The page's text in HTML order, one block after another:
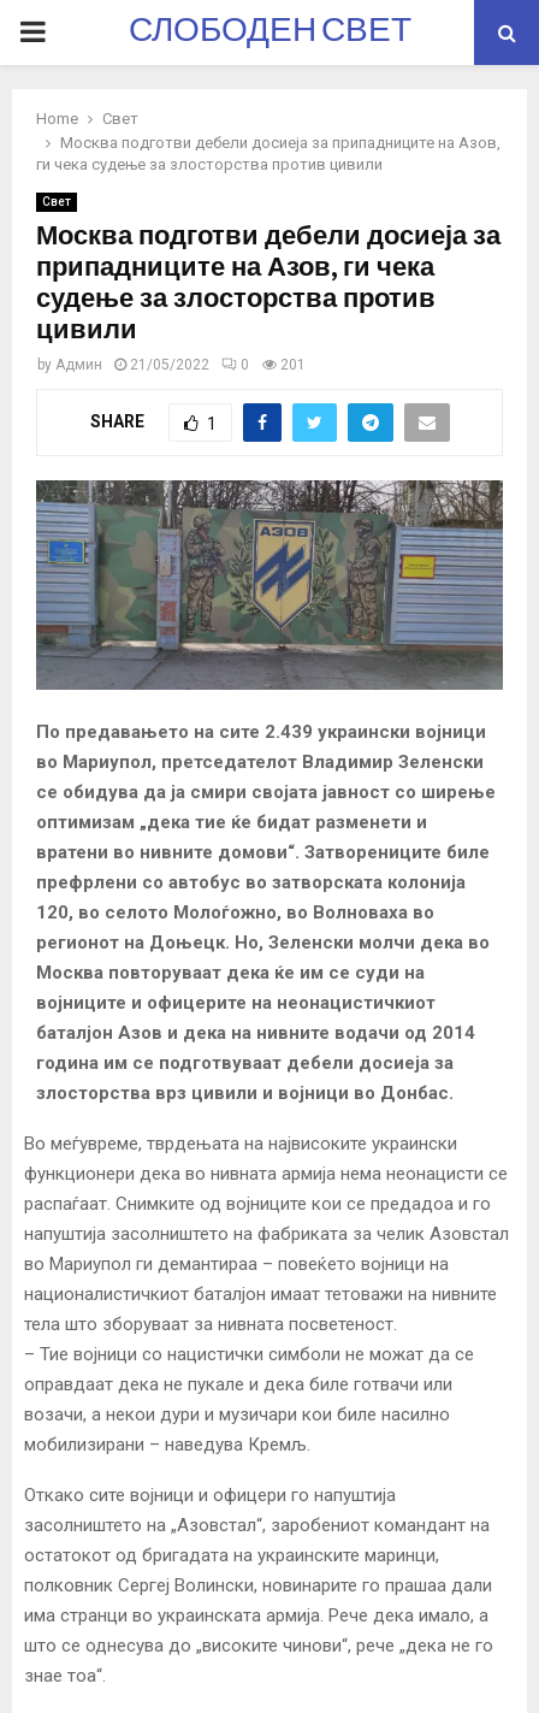
PRIMARYСЛОБОДЕН СВЕТ
Home
Свет
Москва подготви дебели досиеја за припадниците на Азов,
ги чека судење за злосторства против цивили
Свет
Москва подготви дебели досиеја за
припадниците на Азов, ги чека
судење за злосторства против
цивили
by Админ 21/05/2022 0 201
SHARE 1
По предавањето на сите 2.439 украински војници
во Мариупол, претседателот Владимир Зеленски
се обидува да ја смири својата јавност со ширење
оптимизам „дека тие ќе бидат разменети и
вратени во нивните домови“. Затворениците биле
префрлени со автобус во затворската колонија
120, во селото Молоѓожно, во Волноваха во
регионот на Доњецк. Но, Зеленски молчи дека во
Москва повторуваат дека ќе им се суди на
војниците и офицерите на неонацистичкиот
баталјон Азов и дека на нивните водачи од 2014
година им се подготвуваат дебели досиеја за
злосторства врз цивили и војници во Донбас.
Во меѓувреме, тврдењата на највисоките украински
функционери дека во нивната армија нема неонацисти се
распаѓаат. Снимките од војниците кои се предадоа и го
напуштија засолништето на фабриката за челик Азовстал
во Мариупол ги демантираа – повеќето војници на
националистичкиот баталјон имаат тетоважи на нивните
тела што зборуваат за нивната посветеност.
– Тие војници со нацистички симболи не можат да се
оправдаат дека не пукале и дека биле готвачи или
возачи, а некои дури и музичари кои биле насилно
мобилизирани – наведува Кремљ.
Откако сите војници и офицери го напуштија
засолништето на „Азовстал“, заробениот командант на
остатокот од бригадата на украинските маринци,
полковник Сергеј Волински, новинарите го прашаа дали
има странци во украинската армија. Рече дека имало, а
што се однесува до „високите чинови“, рече „дека не го
знае тоа“.